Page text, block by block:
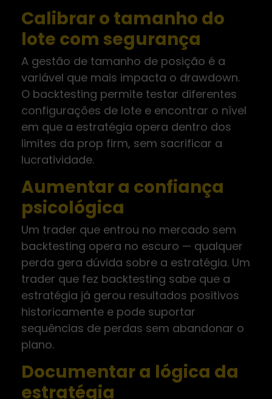
Calibrar o tamanho do
lote com segurança
A gestão de tamanho de posição é a
variável que mais impacta o drawdown.
O backtesting permite testar diferentes
configurações de lote e encontrar o nível
em que a estratégia opera dentro dos
limites da prop firm, sem sacrificar a
lucratividade.
Aumentar a confiança
psicológica
Um trader que entrou no mercado sem
backtesting opera no escuro — qualquer
perda gera dúvida sobre a estratégia. Um
trader que fez backtesting sabe que a
estratégia já gerou resultados positivos
historicamente e pode suportar
sequências de perdas sem abandonar o
plano.
Documentar a lógica da
estratégia